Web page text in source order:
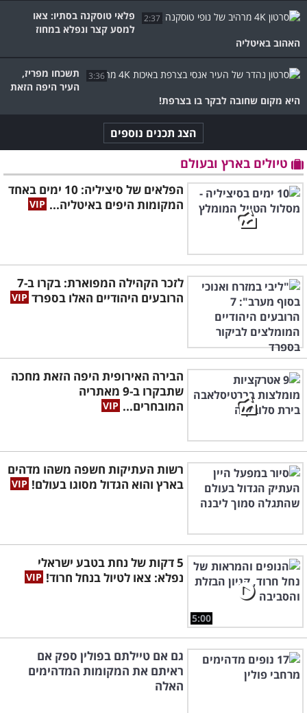
2:37
פלאי טוסקנה בסתיו: צאו
למסע קצר ונפלא במחוז
האהוב באיטליה
3:36
תשכחו מפריז,
העיר היפה הזאת
היא מקום שחובה לבקר בו בצרפת!
הצג תכנים נוספים
טיולים בארץ ובעולם
הפלאים של סיציליה: 10 ימים באחד
המקומות היפים באיטליה...
לזכר הקהילה המפוארת: בקרו ב-7
הרובעים היהודיים האלו בספרד
הבירה האירופית היפה הזאת מחכה
שתבקרו ב-9 מאתריה
המובחרים...
רשות העתיקות חשפה משהו מדהים
בארץ והוא הגדול מסוגו בעולם!
5:00
5 דקות של נחת בטבע ישראלי
נפלא: צאו לטיול בנחל חרוד!
גם אם טיילתם בפולין ספק אם
ראיתם את המקומות המדהימים
האלה